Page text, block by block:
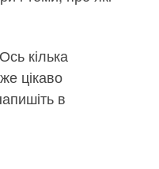
кілька
цікаво
в